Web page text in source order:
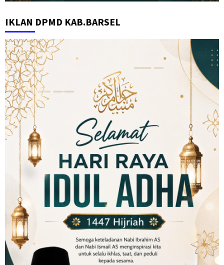
IKLAN DPMD KAB.BARSEL